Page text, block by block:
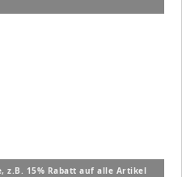
z.B. 15% Rabatt auf alle Artikel